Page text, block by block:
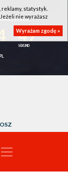
LUBLIN
46
reklamy, statystyk.
nie wyrażasz
Wyrażam zgodę »